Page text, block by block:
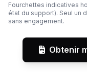
Fourchettes indicatives
état du support). Seul un
sans engagement.
Obtenir